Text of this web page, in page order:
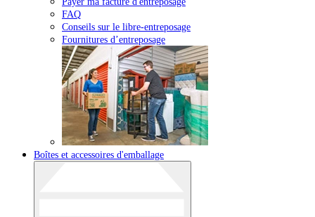
FAQ
Conseils sur le libre-entreposage
Fournitures d’entreposage
Boîtes et accessoires d'emballage